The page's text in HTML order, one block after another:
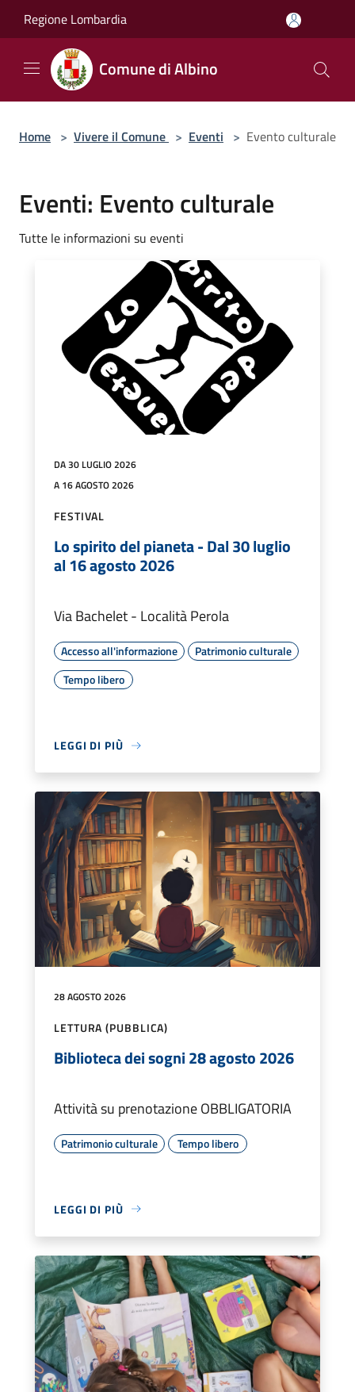
Regione Lombardia
Comune di Albino
Home > Vivere il Comune > Eventi > Evento culturale
Eventi: Evento culturale
Tutte le informazioni su eventi
DA 30 LUGLIO 2026
A 16 AGOSTO 2026
FESTIVAL
Lo spirito del pianeta - Dal 30 luglio
al 16 agosto 2026
Via Bachelet - Località Perola
Accesso all'informazione
Patrimonio culturale
Tempo libero
LEGGI DI PIÙ
28 AGOSTO 2026
LETTURA (PUBBLICA)
Biblioteca dei sogni 28 agosto 2026
Attività su prenotazione OBBLIGATORIA
Patrimonio culturale Tempo libero
LEGGI DI PIÙ